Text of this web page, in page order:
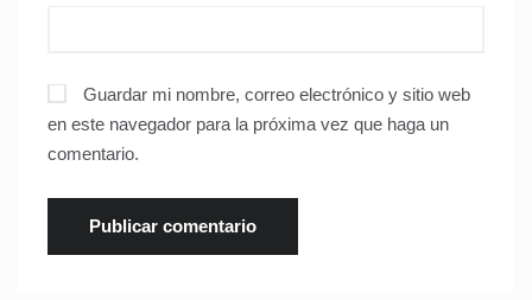
Guardar mi nombre, correo electrónico y sitio web
en este navegador para la próxima vez que haga un
comentario.